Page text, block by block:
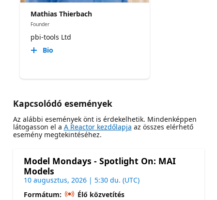
Mathias Thierbach
Founder
pbi-tools Ltd
Bio
Kapcsolódó események
Az alábbi események önt is érdekelhetik. Mindenképpen
látogasson el a A Reactor kezdőlapja az összes elérhető
esemény megtekintéséhez.
Model Mondays - Spotlight On: MAI
Models
10 augusztus, 2026 | 5:30 du. (UTC)
Formátum:
Élő közvetítés